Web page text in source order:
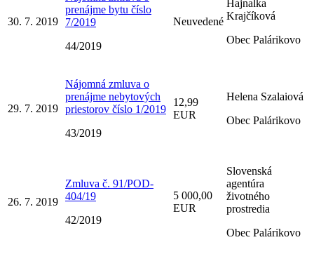
30. 7. 2019
prenájme bytu číslo
7/2019
44/2019
Neuvedené
Hajnalka
Krajčíková
Obec Palárikovo
29. 7. 2019
Nájomná zmluva o
prenájme nebytových
priestorov číslo 1/2019
43/2019
12,99
EUR
Helena Szalaiová
Obec Palárikovo
26. 7. 2019
Zmluva č. 91/POD-
404/19
42/2019
5 000,00
EUR
Slovenská
agentúra
životného
prostredia
Obec Palárikovo